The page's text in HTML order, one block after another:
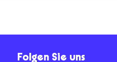
Folgen Sie uns